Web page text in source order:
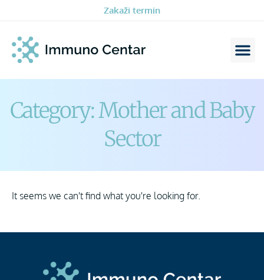
Zakaži termin
Category: Mother and Baby
Sector
It seems we can't find what you're looking for.